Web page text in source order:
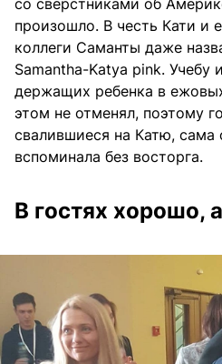
со сверстниками об
произошло. В честь Кати и
коллеги Саманты даже
Samantha-Katya pink. Учебу и
держащих ребенка в
этом не отменял, поэтому
свалившиеся на Катю, сама
вспоминала без восторга.
В гостях хорошо,